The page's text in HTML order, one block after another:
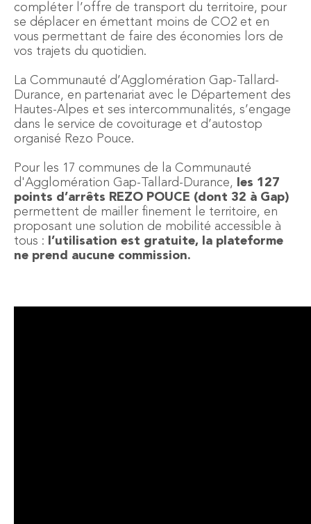
compléter l’offre de transport du territoire, pour
se déplacer en émettant moins de CO2 et en
vous permettant de faire des économies lors de
vos trajets du quotidien.
La Communauté d’Agglomération Gap-Tallard-
Durance, en partenariat avec le Département des
Hautes-Alpes et ses intercommunalités, s’engage
dans le service de covoiturage et d’autostop
organisé Rezo Pouce.
Pour les 17 communes de la Communauté
d'Agglomération Gap-Tallard-Durance,
les 127
points d’arrêts REZO POUCE (dont 32 à Gap)
permettent de mailler finement le territoire, en
proposant une solution de mobilité accessible à
tous : l’utilisation est gratuite, la plateforme
ne prend aucune commission.